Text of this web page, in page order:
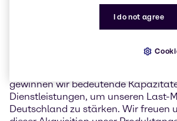
Essential EMEA Central,
hochmodernen und
gewinnen wir bedeutende
Dienstleistungen, um unseren Last-
Deutschland zu stärken. Wir freuen
I do not agree